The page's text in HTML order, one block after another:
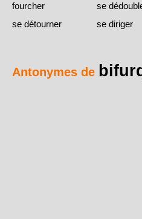
fourcher
se
se détourner
se diriger
Antonymes de